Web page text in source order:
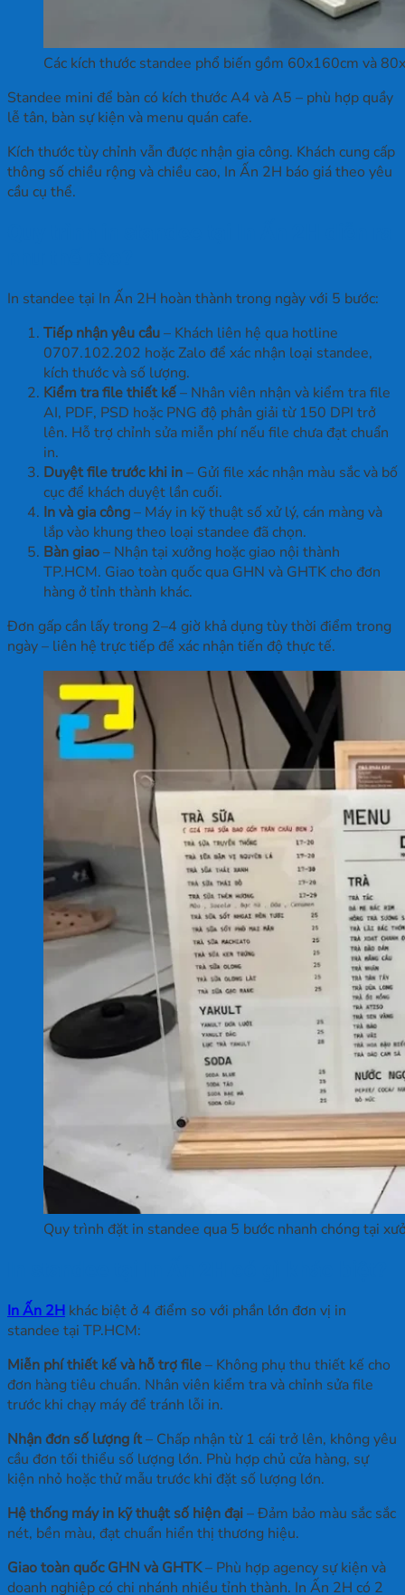
Các kích thước standee phổ biến gồm 60x160cm và
Standee mini để bàn có kích thước A4 và A5 – phù hợp quầy
lễ tân, bàn sự kiện và menu quán cafe.
Kích thước tùy chỉnh vẫn được nhận gia công. Khách cung cấp
thông số chiều rộng và chiều cao, In Ấn 2H báo giá theo yêu
cầu cụ thể.
In standee tại In Ấn 2H hoàn thành trong ngày với 5 bước:
Tiếp nhận yêu cầu– Khách liên hệ qua hotline
0707.102.202 hoặc Zalo để xác nhận loại standee,
kích thước và số lượng.
Kiểm tra file thiết kế– Nhân viên nhận và kiểm tra file
AI, PDF, PSD hoặc PNG độ phân giải từ 150 DPI trở
lên. Hỗ trợ chỉnh sửa miễn phí nếu file chưa đạt chuẩn
in.
Duyệt file trước khi in– Gửi file xác nhận màu sắc và bố
cục để khách duyệt lần cuối.
In và gia công– Máy in kỹ thuật số xử lý, cán màng và
lắp vào khung theo loại standee đã chọn.
Bàn giao– Nhận tại xưởng hoặc giao nội thành
TP.HCM. Giao toàn quốc qua GHN và GHTK cho đơn
hàng ở tỉnh thành khác.
Đơn gấp cần lấy trong 2–4 giờ khả dụng tùy thời điểm trong
ngày – liên hệ trực tiếp để xác nhận tiến độ thực tế.
Quy trình đặt in standee qua 5 bước nhanh chóng tại
In Ấn 2H khác biệt ở 4 điểm so với phần lớn đơn vị in
standee tại TP.HCM:
Miễn phí thiết kế và hỗ trợ file– Không phụ thu thiết kế cho
đơn hàng tiêu chuẩn. Nhân viên kiểm tra và chỉnh sửa file
trước khi chạy máy để tránh lỗi in.
Nhận đơn số lượng ít– Chấp nhận từ 1 cái trở lên, không yêu
cầu đơn tối thiểu số lượng lớn. Phù hợp chủ cửa hàng, sự
kiện nhỏ hoặc thử mẫu trước khi đặt số lượng lớn.
Hệ thống máy in kỹ thuật số hiện đại– Đảm bảo màu sắc sắc
nét, bền màu, đạt chuẩn hiển thị thương hiệu.
Giao toàn quốc GHN và GHTK– Phù hợp agency sự kiện và
doanh nghiệp có chi nhánh nhiều tỉnh thành. In Ấn 2H có 2